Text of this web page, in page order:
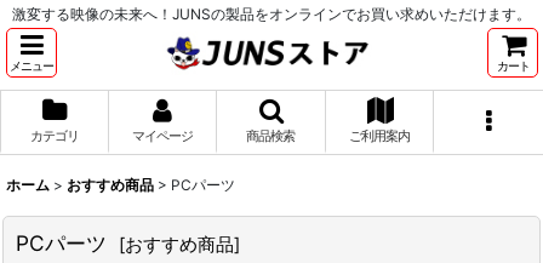
激変する映像の未来へ！JUNSの製品をオンラインでお買い求めいただけます。
メニュー カート
カテゴリ マイページ 商品検索 ご利用案内
ホーム > おすすめ商品 > PCパーツ
PCパーツ [おすすめ商品]